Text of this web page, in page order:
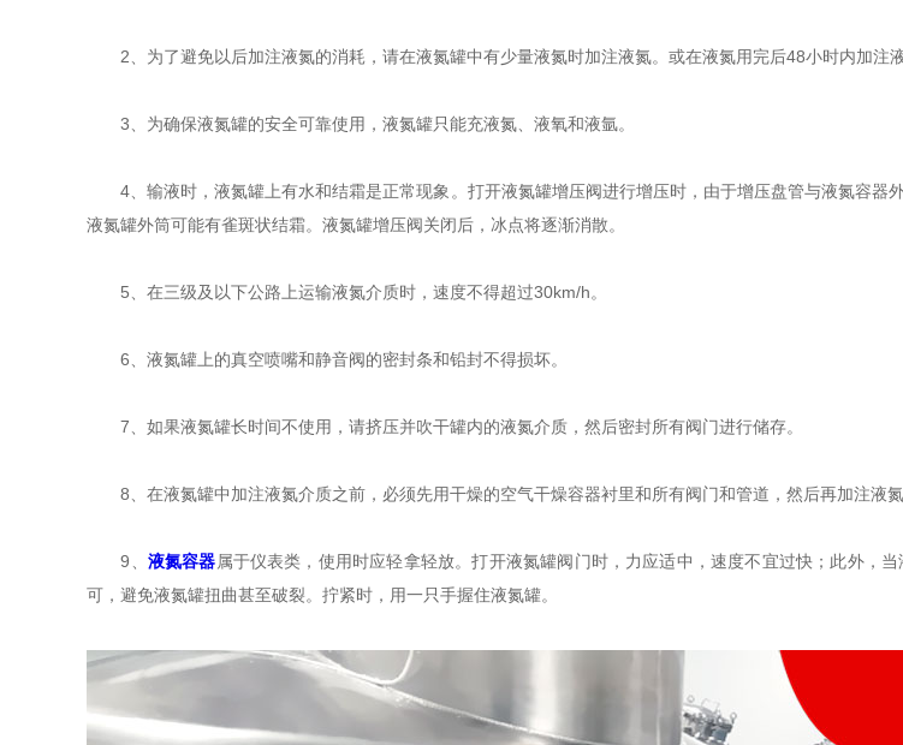
2、为了避免以后加注液氮的消耗，请在液氮罐中有少量液氮时加注液氮。或在液氮用完后48小时内加注液
3、为确保液氮罐的安全可靠使用，液氮罐只能充液氮、液氧和液氩。
4、输液时，液氮罐上有水和结霜是正常现象。打开液氮罐增压阀进行增压时，由于增压盘管与液氮容器
液氮罐外筒可能有雀斑状结霜。液氮罐增压阀关闭后，冰点将逐渐消散。
5、在三级及以下公路上运输液氮介质时，速度不得超过30km/h。
6、液氮罐上的真空喷嘴和静音阀的密封条和铅封不得损坏。
7、如果液氮罐长时间不使用，请挤压并吹干罐内的液氮介质，然后密封所有阀门进行储存。
8、在液氮罐中加注液氮介质之前，必须先用干燥的空气干燥容器衬里和所有阀门和管道，然后再加注液氮
9、 液氮容器属于仪表类，使用时应轻拿轻放。打开液氮罐阀门时，力应适中，速度不宜过快；此外，
可，避免液氮罐扭曲甚至破裂。拧紧时，用一只手握住液氮罐。